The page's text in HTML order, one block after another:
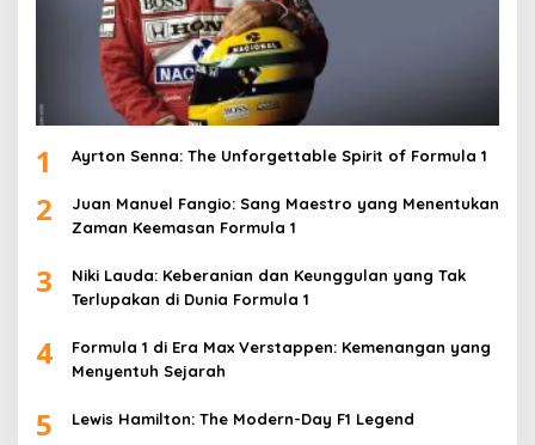
1 Ayrton Senna: The Unforgettable Spirit of Formula 1
2
Juan Manuel Fangio: Sang Maestro yang Menentukan
Zaman Keemasan Formula 1
3
Niki Lauda: Keberanian dan Keunggulan yang Tak
Terlupakan di Dunia Formula 1
4
Formula 1 di Era Max Verstappen: Kemenangan yang
Menyentuh Sejarah
5 Lewis Hamilton: The Modern-Day F1 Legend